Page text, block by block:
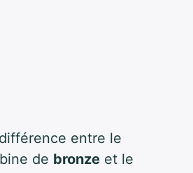
entre le
de bronze et le